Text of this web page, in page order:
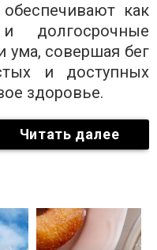
как
долгосрочные
ума, совершая бег
и доступных
здоровье.
Читать далее